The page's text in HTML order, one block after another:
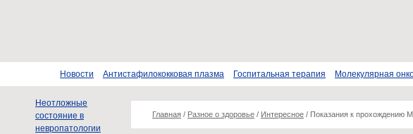
Новости Антистафилококковая плазма Госпитальная терапия Молекулярная
Неотложные
состояние в
невропатологии
Главная / Разное о здоровье / Интересное / Показания к прохождению